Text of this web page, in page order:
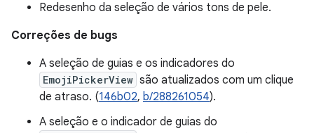
Redesenho da seleção de vários tons de pele.
Correções de bugs
A seleção de guias e os indicadores do
EmojiPickerView são atualizados com um clique
de atraso. (146b02, b/288261054).
A seleção e o indicador de guias do